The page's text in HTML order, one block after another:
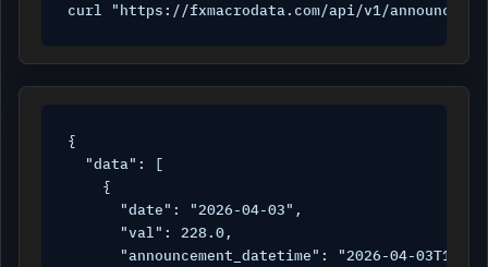
curl "https://fxmacrodata.com/api/v1/
{
  "data": [
    {
      "date": "2026-04-03",
      "val": 228.0,
"announcement_datetime": "2026-04-